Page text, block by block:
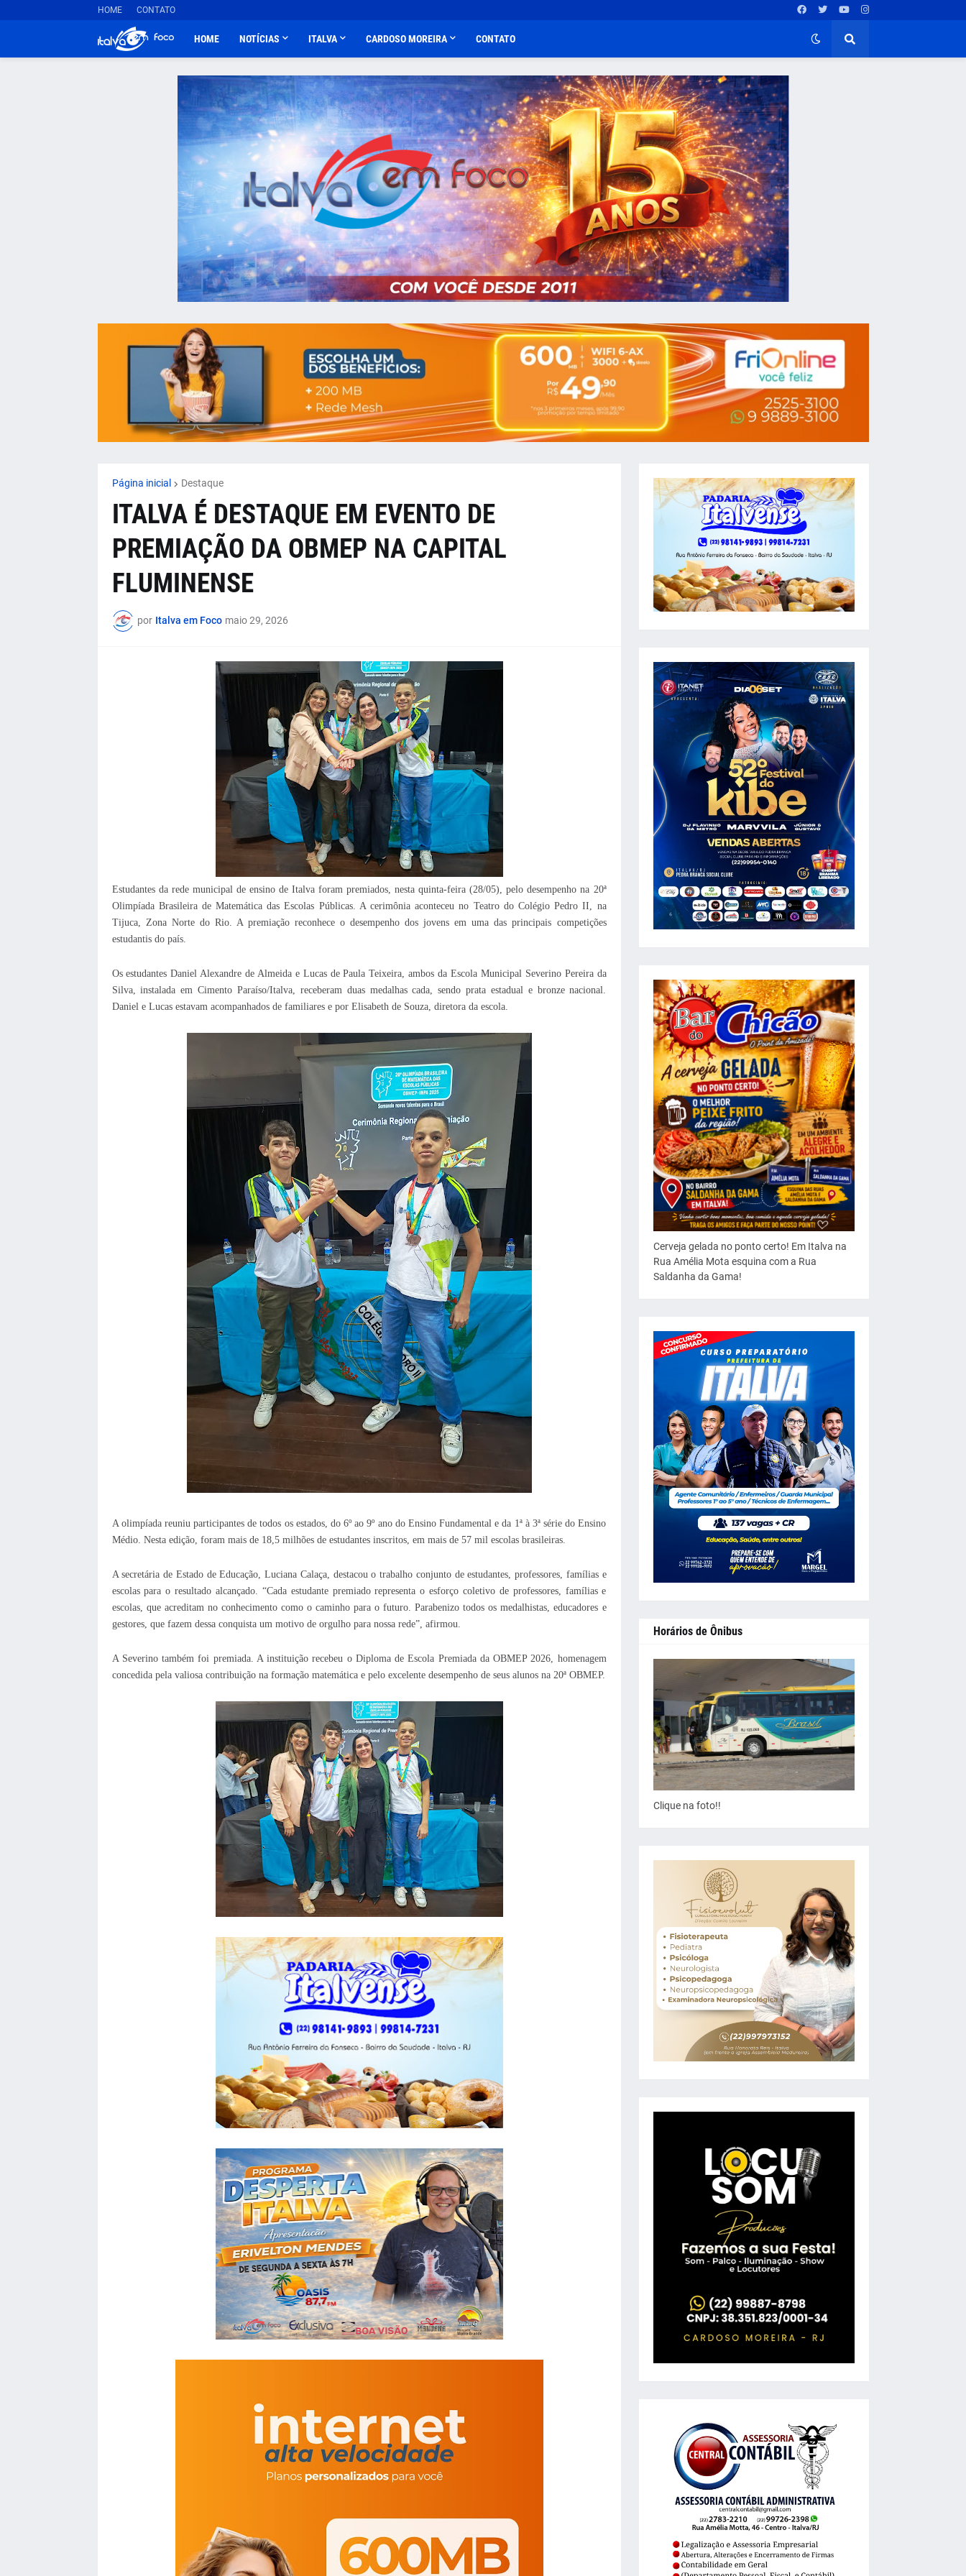
HOME CONTATO
HOME NOTÍCIAS ITALVA CARDOSO MOREIRA CONTATO
Página inicial Destaque
ITALVA É DESTAQUE EM EVENTO DE
PREMIAÇÃO DA OBMEP NA CAPITAL
FLUMINENSE
por Italva em Foco maio 29, 2026
Estudantes da rede municipal de ensino de Italva foram premiados, nesta quinta-feira (28/05), pelo desempenho na 20ª
Olimpíada Brasileira de Matemática das Escolas Públicas. A cerimônia aconteceu no Teatro do Colégio Pedro II, na
Tijuca, Zona Norte do Rio. A premiação reconhece o desempenho dos jovens em uma das principais competições
estudantis do país.
Os estudantes Daniel Alexandre de Almeida e Lucas de Paula Teixeira, ambos da Escola Municipal Severino Pereira da
Silva, instalada em Cimento Paraíso/Italva, receberam duas medalhas cada, sendo prata estadual e bronze nacional.
Daniel e Lucas estavam acompanhados de familiares e por Elisabeth de Souza, diretora da escola.
A olimpíada reuniu participantes de todos os estados, do 6º ao 9º ano do Ensino Fundamental e da 1ª à 3ª série do Ensino
Médio. Nesta edição, foram mais de 18,5 milhões de estudantes inscritos, em mais de 57 mil escolas brasileiras.
A secretária de Estado de Educação, Luciana Calaça, destacou o trabalho conjunto de estudantes, professores, famílias e
escolas para o resultado alcançado. “Cada estudante premiado representa o esforço coletivo de professores, famílias e
escolas, que acreditam no conhecimento como o caminho para o futuro. Parabenizo todos os medalhistas, educadores e
gestores, que fazem dessa conquista um motivo de orgulho para nossa rede”, afirmou.
A Severino também foi premiada. A instituição recebeu o Diploma de Escola Premiada da OBMEP 2026, homenagem
concedida pela valiosa contribuição na formação matemática e pelo excelente desempenho de seus alunos na 20ª OBMEP.
Cerveja gelada no ponto certo! Em Italva na
Rua Amélia Mota esquina com a Rua
Saldanha da Gama!
Horários de Ônibus
Clique na foto!!